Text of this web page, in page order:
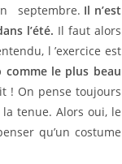
septembre. Il n’est
l’été. Il faut alors
l ’exercice est
comme le plus beau
! On pense toujours
tenue. Alors oui, le
qu’un costume